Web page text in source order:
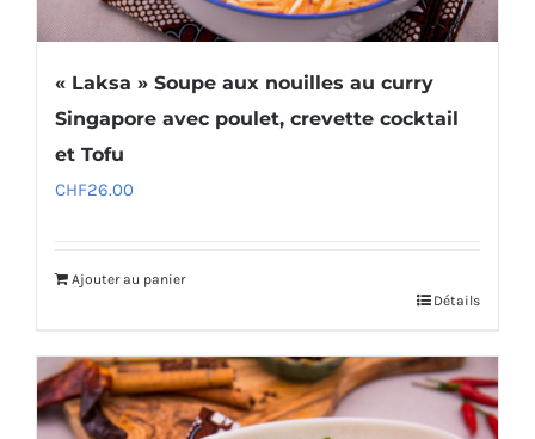
« Laksa » Soupe aux nouilles au curry
Singapore avec poulet, crevette cocktail
et Tofu
CHF26.00
Ajouter au panier
Détails